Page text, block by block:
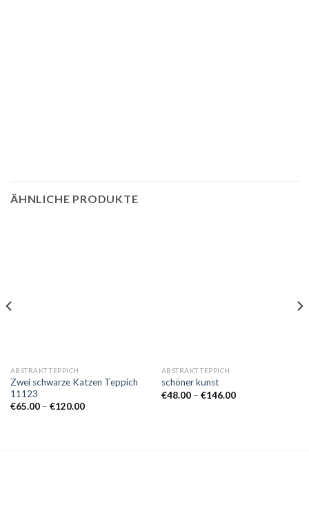
ÄHNLICHE PRODUKTE
ABSTRAKT TEPPICH
Zwei schwarze Katzen Teppich
11123
€65.00 – €120.00Preisspanne:
ABSTRAKT TEPPICH
schöner kunst
€48.00 – €146.00Preisspanne: